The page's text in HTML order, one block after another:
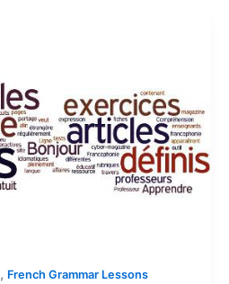
, French Grammar Lessons